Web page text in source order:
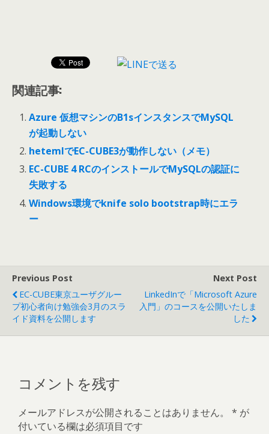
関連記事:
Azure 仮想マシンのB1sインスタンスでMySQL
が起動しない
hetemlでEC-CUBE3が動作しない（メモ）
EC-CUBE 4 RCのインストールでMySQLの認証に
失敗する
Windows環境でknife solo bootstrap時にエラ
ー
Previous Post
EC-CUBE東京ユーザグルー
プ初心者向け勉強会3月のスラ
イド資料を公開します
Next Post
LinkedInで「Microsoft Azure
入門」のコースを公開いたしま
した
コメントを残す
メールアドレスが公開されることはありません。 * が
付いている欄は必須項目です